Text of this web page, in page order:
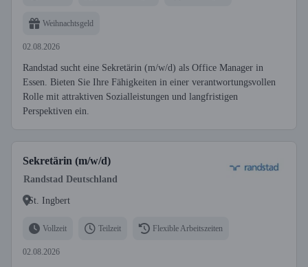
Weihnachtsgeld
02.08.2026
Randstad sucht eine Sekretärin (m/w/d) als Office Manager in
Essen. Bieten Sie Ihre Fähigkeiten in einer verantwortungsvollen
Rolle mit attraktiven Sozialleistungen und langfristigen
Perspektiven ein.
Sekretärin (m/w/d)
Randstad Deutschland
St. Ingbert
Vollzeit Teilzeit Flexible Arbeitszeiten
02.08.2026